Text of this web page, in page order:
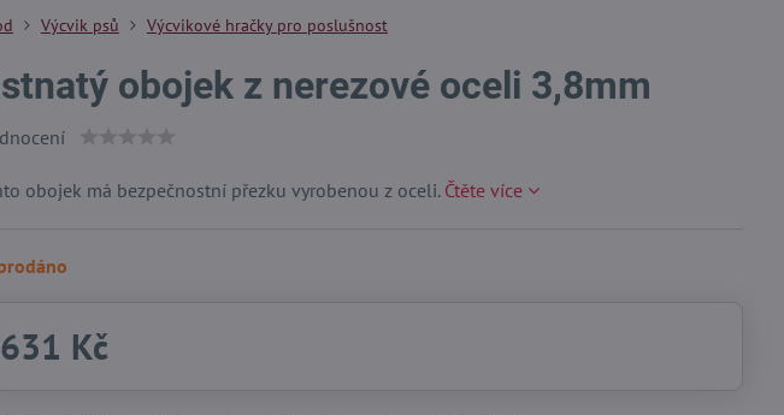
Výcvik psů Výcvikové hračky pro poslušnost
obojek z nerezové oceli 3,8mm
obojek má bezpečnostní přezku vyrobenou z oceli.Čtěte více
631 Kč